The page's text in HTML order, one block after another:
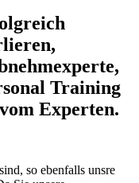
Training
Experten.
so ebenfalls unsre